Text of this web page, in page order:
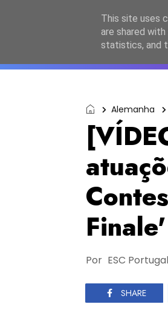
Alemanha
Finale'
Por ESC
SHARE
This site uses
are shared
statistics, and